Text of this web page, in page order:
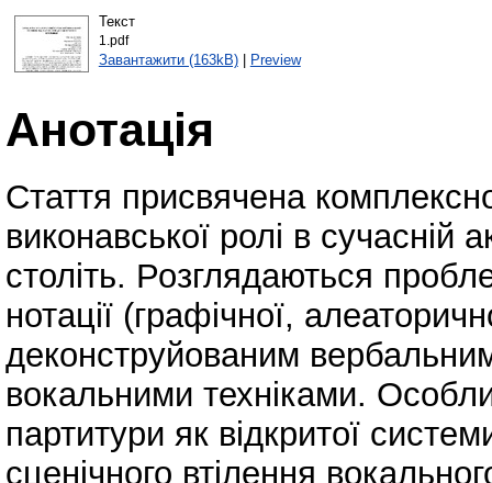
Текст
1.pdf
Завантажити (163kB)| Preview
Анотація
Стаття присвячена
виконавської ролі в сучасній
століть. Розглядаються
нотації (графічної,
деконструйованим
вокальними техніками.
партитури як відкритої
сценічного втілення